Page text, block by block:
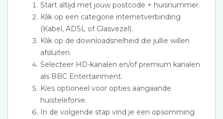
Start altijd met jouw postcode + huisnummer.
Klik op een categorie internetverbinding
(Kabel, ADSL of Glasvezel).
Klik op de downloadsnelheid die jullie willen
afsluiten.
Selecteer HD-kanalen en/of premium kanalen
als BBC Entertainment.
Kies optioneel voor opties aangaande
huistelefonie.
In de volgende stap vind je een opsomming